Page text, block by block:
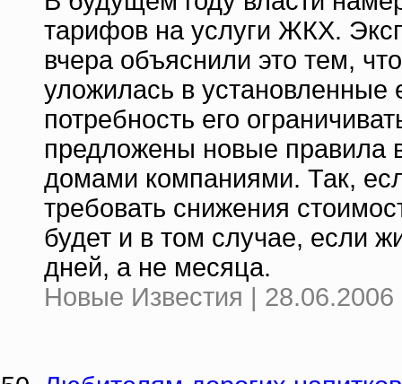
тарифов на услуги ЖКХ.
вчера объяснили это тем,
уложилась в установленные
потребность его
предложены новые правила
домами компаниями. Так,
требовать снижения
будет и в том случае, если
дней, а не месяца.
Новые Известия | 28.06.2006